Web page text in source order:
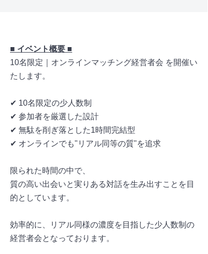
■ イベント概要 ■
10名限定｜オンラインマッチング経営者会 を開催い
たします。
✔ 10名限定の少人数制
✔ 参加者を厳選した設計
✔ 無駄を削ぎ落とした1時間完結型
✔ オンラインでも"リアル同等の質"を追求
限られた時間の中で、
質の高い出会いと実りある対話を生み出すことを目
的としています。
効率的に、リアル同様の濃度を目指した少人数制の
経営者会となっております。